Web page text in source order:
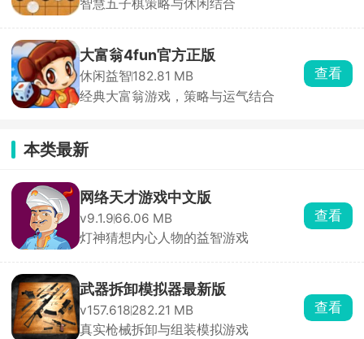
智慧五子棋策略与休闲结合
大富翁4fun官方正版
休闲益智182.81 MB
经典大富翁游戏，策略与运气结合
查看
本类最新
网络天才游戏中文版
v9.1.966.06 MB
灯神猜想内心人物的益智游戏
查看
武器拆卸模拟器最新版
v157.618282.21 MB
真实枪械拆卸与组装模拟游戏
查看